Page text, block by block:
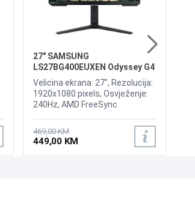
27" SAMSUNG
LS27BG400EUXEN Odyssey G4
240Hz Display
Velicina ekrana: 27", Rezolucija:
1920x1080 pixels, Osvježenje:
240Hz, AMD FreeSync
Vrijeme odziva: 1ms, Priključci:
2xHDMI, Displayport 1.2
469,00 KM
449,00 KM